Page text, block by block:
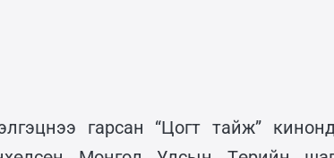
гарсан “Цогт тайж”